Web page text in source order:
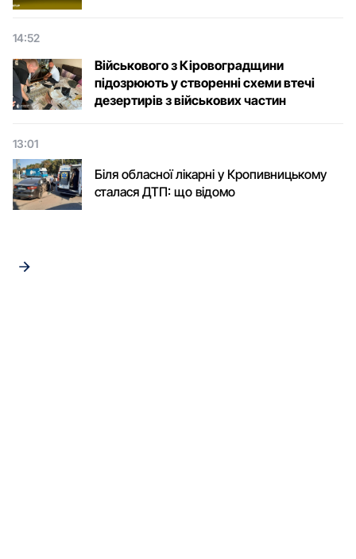
14:52
Військового з Кіровоградщини
підозрюють у створенні схеми втечі
дезертирів з військових частин
13:01
Біля обласної лікарні у Кропивницькому
сталася ДТП: що відомо